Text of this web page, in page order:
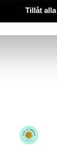
Tillåt alla